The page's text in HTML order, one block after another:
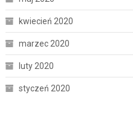
kwiecień 2020
marzec 2020
luty 2020
styczeń 2020